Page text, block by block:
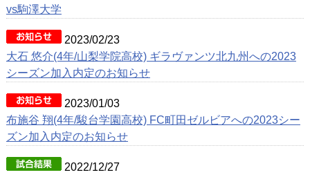
vs駒澤大学
2023/02/23
大石 悠介(4年/山梨学院高校) ギラヴァンツ北九州への2023
シーズン加入内定のお知らせ
2023/01/03
布施谷 翔(4年/駿台学園高校) FC町田ゼルビアへの2023シー
ズン加入内定のお知らせ
2022/12/27